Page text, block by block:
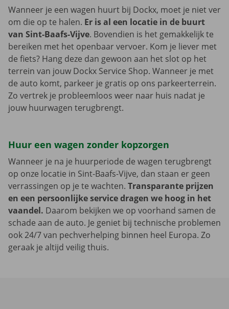
Wanneer je een wagen huurt bij Dockx, moet je niet ver
om die op te halen. Er is al een locatie in de buurt
van Sint-Baafs-Vijve. Bovendien is het gemakkelijk te
bereiken met het openbaar vervoer. Kom je liever met
de fiets? Hang deze dan gewoon aan het slot op het
terrein van jouw Dockx Service Shop. Wanneer je met
de auto komt, parkeer je gratis op ons parkeerterrein.
Zo vertrek je probleemloos weer naar huis nadat je
jouw huurwagen terugbrengt.
Huur een wagen zonder kopzorgen
Wanneer je na je huurperiode de wagen terugbrengt
op onze locatie in Sint-Baafs-Vijve, dan staan er geen
verrassingen op je te wachten. Transparante prijzen
en een persoonlijke service dragen we hoog in het
vaandel. Daarom bekijken we op voorhand samen de
schade aan de auto. Je geniet bij technische problemen
ook 24/7 van pechverhelping binnen heel Europa. Zo
geraak je altijd veilig thuis.